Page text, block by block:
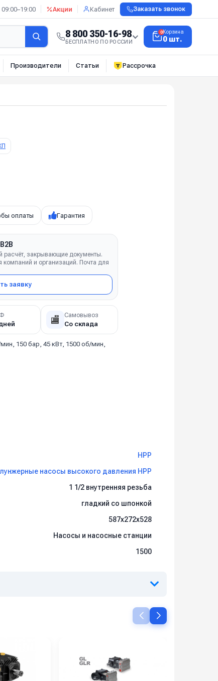
Акции Кабинет Заказать звонок
8 800 350-16-98
БЕСПЛАТНО ПО РОССИИ
0Корзина
0 шт.
Производители Статьи Рассрочка
оплаты Гарантия
расчёт, закрывающие документы.
и организаций. Почта для
заявку
🏬 Самовывоз
Со склада
150 бар, 45 кВт, 1500 об/мин,
HPP
насосы высокого давления HPP
1 1/2 внутренняя резьба
гладкий со шпонкой
587x272x528
Насосы и насосные станции
1500